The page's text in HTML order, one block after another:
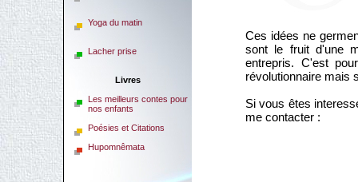
Yoga du matin
Lacher prise
Livres
Les meilleurs contes pour
nos enfants
Poésies et Citations
Hupomnêmata
Ces idées ne
sont le fruit d'une
entrepris. C'est
révolutionnaire mais
Si vous êtes
me contacter :